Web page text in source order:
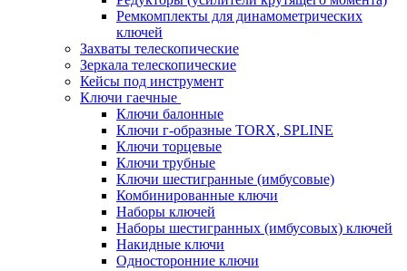
Ремкомплекты для динамометрических
ключей
Захваты телескопические
Зеркала телескопические
Кейсы под инструмент
Ключи гаечные
Ключи балонные
Ключи г-образные TORX, SPLINE
Ключи торцевые
Ключи трубные
Ключи шестигранные (имбусовые)
Комбинированные ключи
Наборы ключей
Наборы шестигранных (имбусовых) ключей
Накидные ключи
Односторонние ключи